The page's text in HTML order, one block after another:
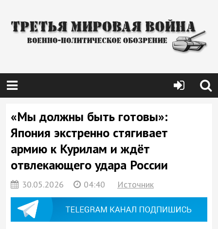
«Мы должны быть готовы»:
Япония экстренно стягивает
армию к Курилам и ждёт
отвлекающего удара России
30.05.2026 04:40 Источник